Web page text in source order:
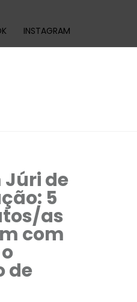
INSTAGRAM
Júri de
5
as
com
de